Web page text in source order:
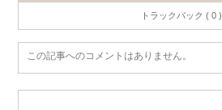
トラックバック ( 0 )
この記事へのコメントはありません。